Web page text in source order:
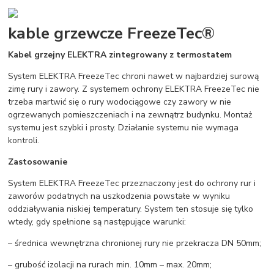
kable grzewcze FreezeTec®
Kabel grzejny ELEKTRA zintegrowany z termostatem
System ELEKTRA FreezeTec chroni nawet w najbardziej surową
zimę rury i zawory. Z systemem ochrony ELEKTRA FreezeTec nie
trzeba martwić się o rury wodociągowe czy zawory w nie
ogrzewanych pomieszczeniach i na zewnątrz budynku. Montaż
systemu jest szybki i prosty. Działanie systemu nie wymaga
kontroli.
Zastosowanie
System ELEKTRA FreezeTec przeznaczony jest do ochrony rur i
zaworów podatnych na uszkodzenia powstałe w wyniku
oddziaływania niskiej temperatury. System ten stosuje się tylko
wtedy, gdy spełnione są następujące warunki:
– średnica wewnętrzna chronionej rury nie przekracza DN 50mm;
– grubość izolacji na rurach min. 10mm – max. 20mm;